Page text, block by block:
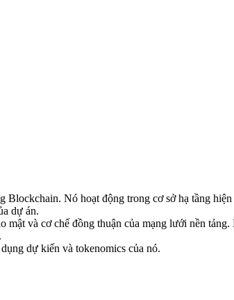
Nó hoạt động trong cơ sở hạ tầng
dự án.
và cơ chế đồng thuận của mạng lưới nền
dự kiến và tokenomics của nó.